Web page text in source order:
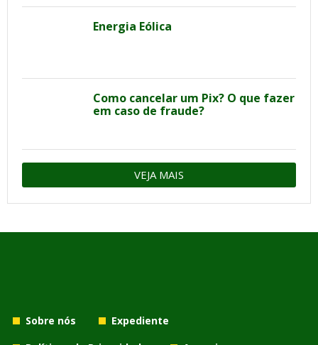
Energia Eólica
Como cancelar um Pix? O que fazer
em caso de fraude?
VEJA MAIS
Sobre nós
Expediente